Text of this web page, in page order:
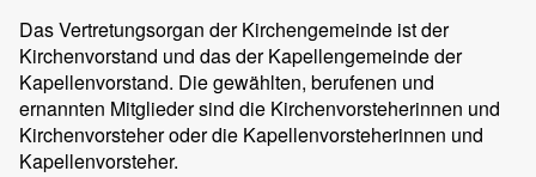
Das Vertretungsorgan der Kirchengemeinde ist der
Kirchenvorstand und das der Kapellengemeinde der
Kapellenvorstand. Die gewählten, berufenen und
ernannten Mitglieder sind die Kirchenvorsteherinnen und
Kirchenvorsteher oder die Kapellenvorsteherinnen und
Kapellenvorsteher.